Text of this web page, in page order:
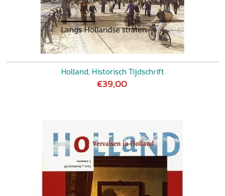
Holland, Historisch Tijdschrift
€39,00